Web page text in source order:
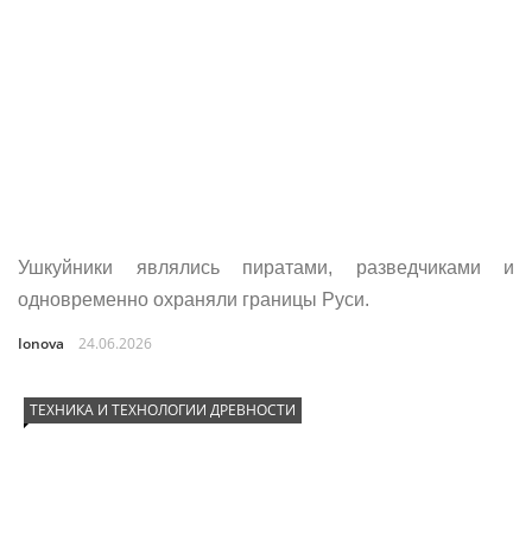
Ушкуйники являлись пиратами, разведчиками и
одновременно охраняли границы Руси.
Ionova 24.06.2026
ТЕХНИКА И ТЕХНОЛОГИИ ДРЕВНОСТИ